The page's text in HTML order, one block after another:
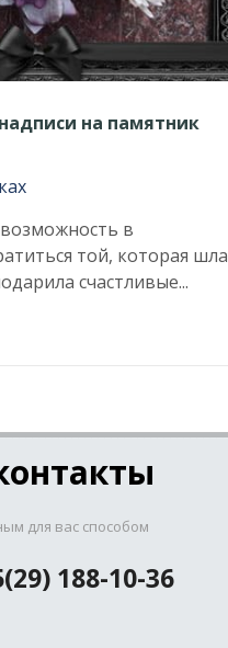
на памятник
в
той, которая шла
счастливые...
для вас способом
188-10-36